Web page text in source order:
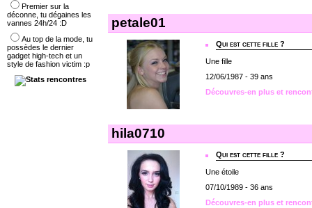
petale01
Qui est cette fille ?
Une fille
12/06/1987 - 39 ans
Découvres-en plus et
hila0710
Qui est cette fille ?
Une étoile
07/10/1989 - 36 ans
Découvres-en plus et
Premier sur la
déconne, tu dégaines les
vannes 24h/24 :D
Au top de la mode, tu
possèdes le dernier
gadget high-tech et un
style de fashion victim :p